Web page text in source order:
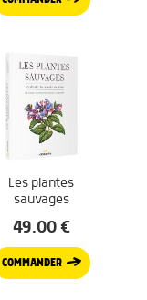
Les plantes
sauvages
49.00€
COMMANDER